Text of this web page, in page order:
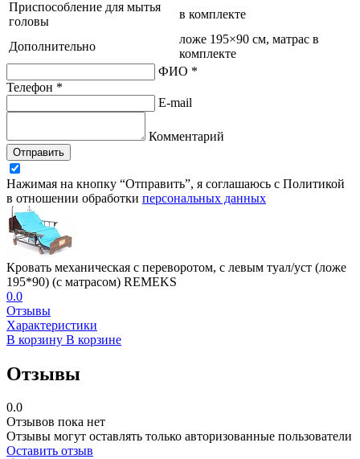
Приспособление для мытья
головы
в комплекте
Дополнительно
ложе 195×90 см, матрас в
комплекте
ФИО *
Телефон *
E-mail
Комментарий
Отправить
Нажимая на кнопку “Отправить”, я соглашаюсь с Политикой
в отношении обработки персональных данных
Кровать механическая с переворотом, с левым туал/уст (ложе
195*90) (с матрасом) REMEKS
0.0
Отзывы
Характеристики
В корзину В корзине
Отзывы
0.0
Отзывов пока нет
Отзывы могут оставлять только авторизованные пользователи
Оставить отзыв